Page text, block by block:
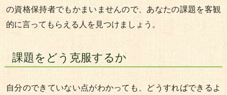
の資格保持者でもかまいませんので、あなたの課題を客観
的に言ってもらえる人を見つけましょう。
課題をどう克服するか
自分のできていない点がわかっても、どうすればできるよ